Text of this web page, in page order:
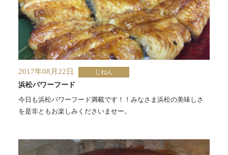
2017年08月22日 じねん
浜松パワーフード
今日も浜松パワーフード満載です！！みなさま浜松の美味しさ
を是非ともお楽しみくださいませー。